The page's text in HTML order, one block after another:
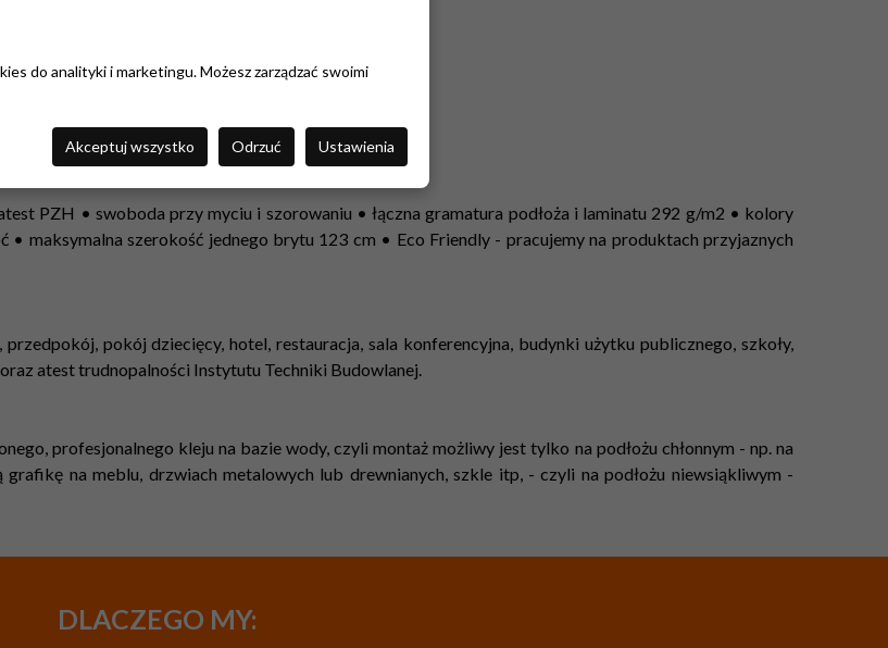
PZH • swoboda przy myciu i szorowaniu • łączna gramatura podłoża i laminatu 292 g/m2 • kolory
maksymalna szerokość jednego brytu 123 cm • Eco Friendly - pracujemy na produktach przyjaznych
przedpokój, pokój dziecięcy, hotel, restauracja, sala konferencyjna, budynki użytku publicznego, szkoły,
atest trudnopalności Instytutu Techniki Budowlanej.
profesjonalnego kleju na bazie wody, czyli montaż możliwy jest tylko na podłożu chłonnym - np. na
na meblu, drzwiach metalowych lub drewnianych, szkle itp, - czyli na podłożu niewsiąkliwym -
DLACZEGO MY:
do analityki i marketingu. Możesz zarządzać swoimi
Akceptuj wszystko Odrzuć Ustawienia